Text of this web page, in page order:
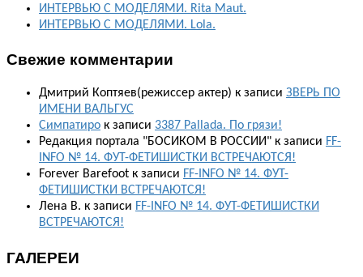
ИНТЕРВЬЮ С МОДЕЛЯМИ. Rita Maut.
ИНТЕРВЬЮ С МОДЕЛЯМИ. Lola.
Свежие комментарии
Дмитрий Коптяев(режиссер актер) к записи ЗВЕРЬ ПО
ИМЕНИ ВАЛЬГУС
Симпатиро к записи 3387 Pallada. По грязи!
Редакция портала "БОСИКОМ В РОССИИ" к записи FF-
INFO № 14. ФУТ-ФЕТИШИСТКИ ВСТРЕЧАЮТСЯ!
Forever Barefoot к записи FF-INFO № 14. ФУТ-
ФЕТИШИСТКИ ВСТРЕЧАЮТСЯ!
Лена В. к записи FF-INFO № 14. ФУТ-ФЕТИШИСТКИ
ВСТРЕЧАЮТСЯ!
ГАЛЕРЕИ